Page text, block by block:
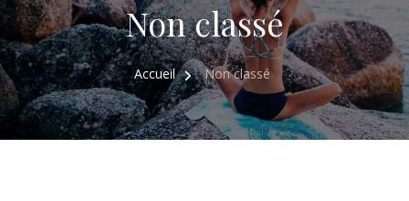
Non classé
Accueil Non classé